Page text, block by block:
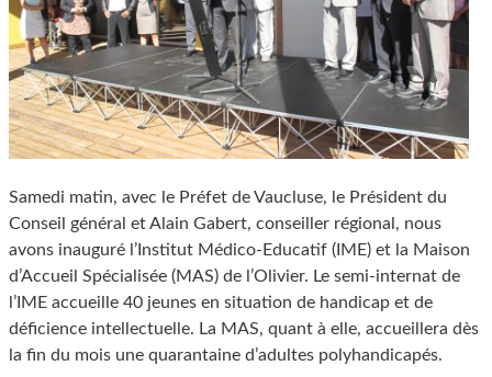
Samedi matin, avec le Préfet de Vaucluse, le Président du
Conseil général et Alain Gabert, conseiller régional, nous
avons inauguré l’Institut Médico-Educatif (IME) et la Maison
d’Accueil Spécialisée (MAS) de l’Olivier. Le semi-internat de
l’IME accueille 40 jeunes en situation de handicap et de
déficience intellectuelle. La MAS, quant à elle, accueillera dès
la fin du mois une quarantaine d’adultes polyhandicapés.